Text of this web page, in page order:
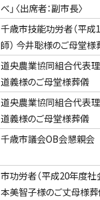
べ」〈出席者：副市長〉
千歳市技能功労者（平
師） 今井聡様のご母堂様
道央農業協同組合代表
道義様のご母堂様葬儀
道央農業協同組合代表
道義様のご母堂様葬儀
千歳市議会OB会懇親会
市功労者（平成20年度社
本美智子様のご丈母様